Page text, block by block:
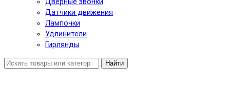
Дверные звонки
Датчики движения
Лампочки
Удлинители
Гирлянды
Найти